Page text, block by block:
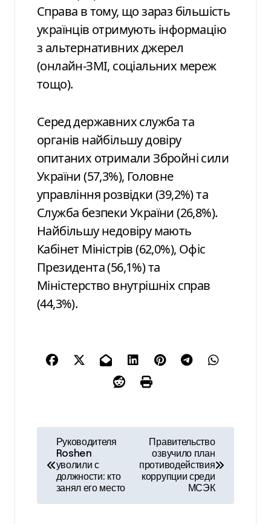
Справа в тому, що зараз більшість
українців отримують інформацію
з альтернативних джерел
(онлайн-ЗМІ, соціальних мереж
тощо).
Серед державних служба та
органів найбільшу довіру
опитаних отримали Збройні сили
України (57,3%), Головне
управління розвідки (39,2%) та
Служба безпеки України (26,8%).
Найбільшу недовіру мають
Кабінет Міністрів (62,0%), Офіс
Президента (56,1%) та
Міністерство внутрішніх справ
(44,3%).
а
Руководителя
Roshen
уволили с
должности: кто
занял его место
Правительство
озвучило план
противодействия
коррупции среди
МСЭК